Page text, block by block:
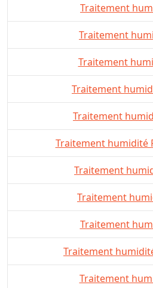
Traitement
Traitement
Traitement
Traitement
Traitement
Traitement humidité
Traitement
Traitement
Traitement
Traitement
Traitement